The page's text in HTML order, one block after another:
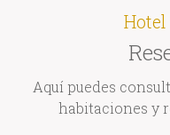
Aquí puedes
habitaciones y